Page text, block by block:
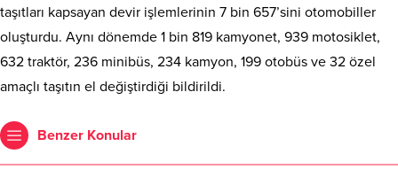
taşıtları kapsayan devir işlemlerinin 7 bin 657’sini otomobiller
oluşturdu. Aynı dönemde 1 bin 819 kamyonet, 939 motosiklet,
632 traktör, 236 minibüs, 234 kamyon, 199 otobüs ve 32 özel
amaçlı taşıtın el değiştirdiği bildirildi.
Benzer Konular